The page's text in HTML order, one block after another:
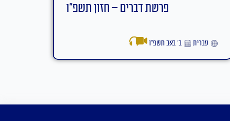
פרשת מטות-מסעי תשפ"ו (עם תרגום)
אנגלית כ״ד בתמוז תשפ״ו